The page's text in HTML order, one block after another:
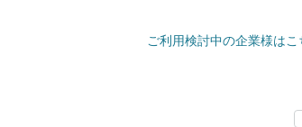
ご利用検討中の企業様はこ